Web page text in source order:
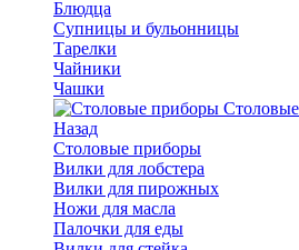
Блюдца
Супницы и бульонницы
Тарелки
Чайники
Чашки
Назад
Cтоловые приборы
Вилки для лобстера
Вилки для пирожных
Ножи для масла
Палочки для еды